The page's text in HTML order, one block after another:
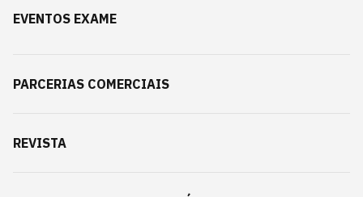
EVENTOS EXAME
PARCERIAS COMERCIAIS
REVISTA